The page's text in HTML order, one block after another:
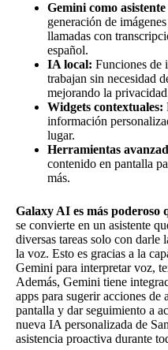
Gemini como
generación de
llamadas con
español.
IA local: Funciones de
trabajan sin necesidad
mejorando la
Widgets contextuales:
información
lugar.
Herramientas
contenido en pantalla
más.
Galaxy AI es más poderoso
se convierte en un asistente
diversas tareas solo con
la voz. Esto es gracias a la
Gemini para interpretar voz,
Además, Gemini tiene
apps para sugerir acciones de
pantalla y dar seguimiento a
nueva IA personalizada de
asistencia proactiva durante